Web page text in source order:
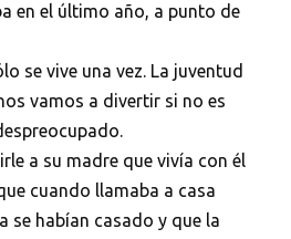
en el último año, a punto de
se vive una vez. La juventud
vamos a divertir si no es
a su madre que vivía con él
cuando llamaba a casa
se habían casado y que la